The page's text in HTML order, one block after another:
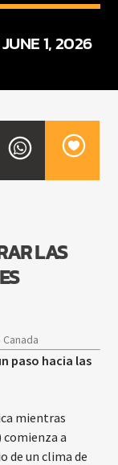
1, 2026
LAS
paso hacia las
mientras
comienza a
de un clima de